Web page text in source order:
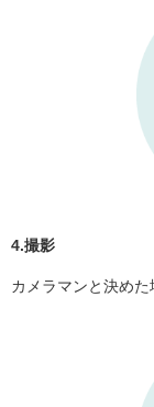
4.撮影
カメラマンと決めた